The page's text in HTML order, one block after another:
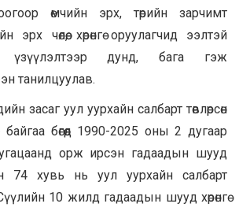
өмчийн эрх, төрийн зарчимт
эрх чөлөө, хөрөнгө оруулагчид ээлтэй
үзүүлэлтээр дунд, бага гэж
танилцуулав.
засаг уул уурхайн салбарт төвлөрсөн
бөгөөд 1990-2025 оны 2 дугаар
орж ирсэн гадаадын шууд
74 хувь нь уул уурхайн салбарт
10 жилд гадаадын шууд хөрөнгө